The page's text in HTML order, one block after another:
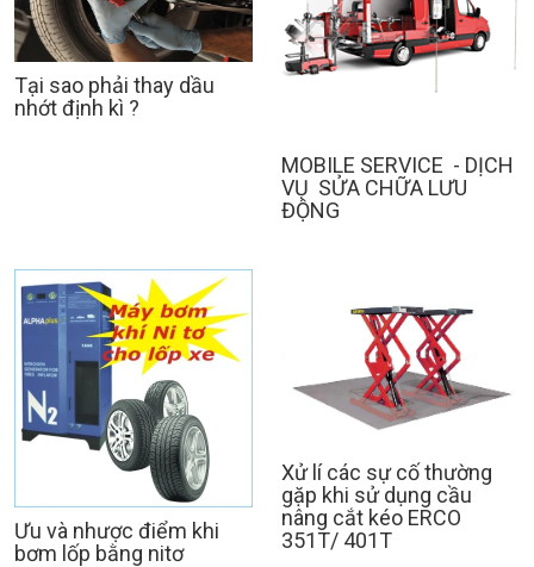
Tại sao phải thay dầu
nhớt định kì ?
MOBILE SERVICE - DỊCH
VỤ SỬA CHỮA LƯU
ĐỘNG
Ưu và nhược điểm khi
bơm lốp bằng nitơ
Xử lí các sự cố thường
gặp khi sử dụng cầu
nâng cắt kéo ERCO
351T/ 401T